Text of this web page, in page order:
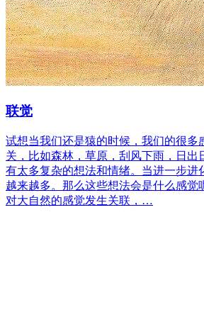
联觉
试想当我们还是猿的时候，我们的很多
关，比如森林，草原，刮风下雨，日出
有太多复杂的想法和情绪。当进一步进
越来越多。那么这些想法会是什么感觉
对大自然的感觉发生关联，…